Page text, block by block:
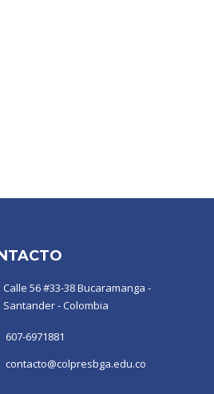
Calle 56 #33-38 Bucaramanga -
Santander - Colombia
607-6971881
contacto@colpresbga.edu.co